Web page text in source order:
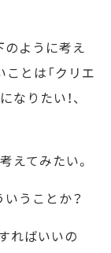
ように考え
とは「クリエ
りたい！、
えてみたい。
いうことか？
ればいいの